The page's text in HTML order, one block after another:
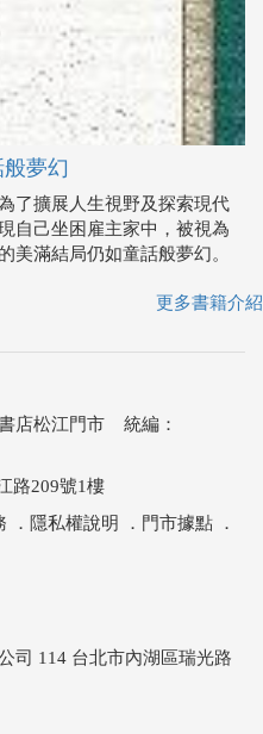
夢幻
了擴展人生視野及探索現代
自己坐困雇主家中，被視為
美滿結局仍如童話般夢幻。
更多書籍介紹
店松江門市 統編：
路209號1樓
． 隱私權說明 ． 門市據點 ．
司 114 台北市內湖區瑞光路